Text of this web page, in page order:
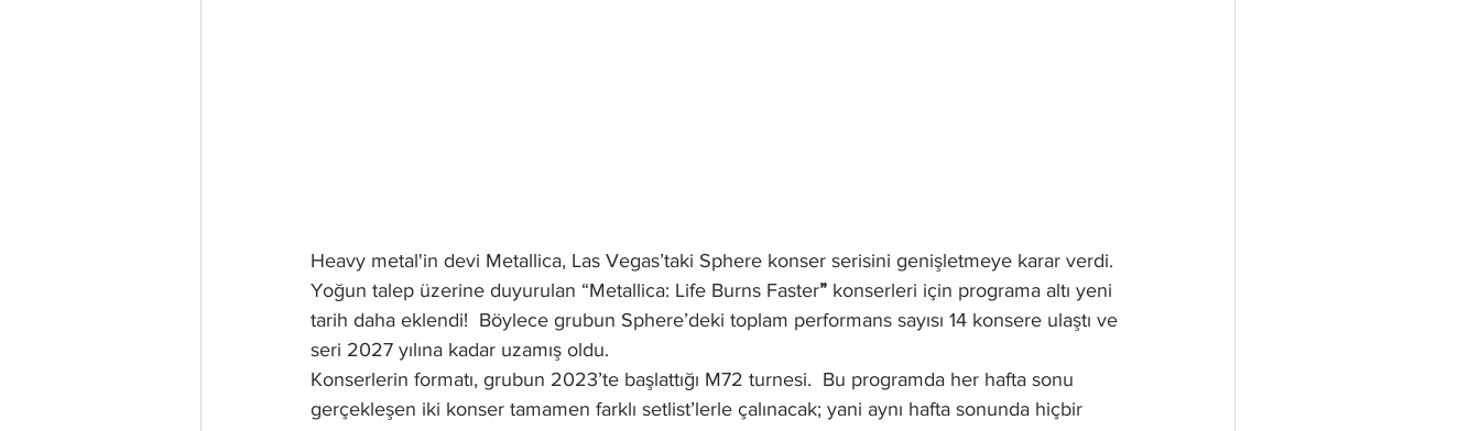
Heavy metal'in devi Metallica, Las Vegas’taki Sphere konser serisini genişletmeye karar verdi.
Yoğun talep üzerine duyurulan “Metallica: Life Burns Faster” konserleri için programa altı yeni
tarih daha eklendi!  Böylece grubun Sphere’deki toplam performans sayısı 14 konsere ulaştı ve
seri 2027 yılına kadar uzamış oldu.
Konserlerin formatı, grubun 2023’te başlattığı M72 turnesi.  Bu programda her hafta sonu
gerçekleşen iki konser tamamen farklı setlist’lerle çalınacak; yani aynı hafta sonunda hiçbir